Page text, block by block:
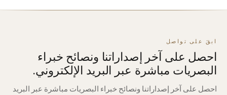
ابقَ على تواصل
احصل على آخر إصداراتنا ونصائح خبراء
البصريات مباشرة عبر البريد الإلكتروني.
احصل على آخر إصداراتنا ونصائح خبراء البصريات مباشرة عبر البريد